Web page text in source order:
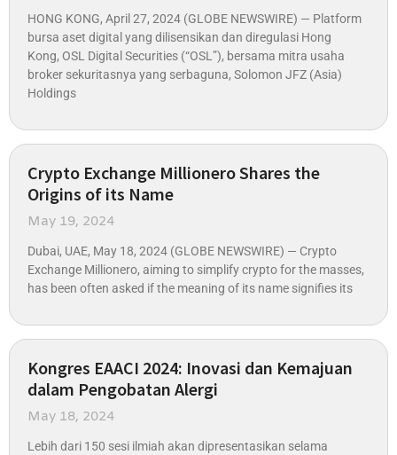
HONG KONG, April 27, 2024 (GLOBE NEWSWIRE) — Platform
bursa aset digital yang dilisensikan dan diregulasi Hong
Kong, OSL Digital Securities (“OSL”), bersama mitra usaha
broker sekuritasnya yang serbaguna, Solomon JFZ (Asia)
Holdings
Crypto Exchange Millionero Shares the
Origins of its Name
May 19, 2024
Dubai, UAE, May 18, 2024 (GLOBE NEWSWIRE) — Crypto
Exchange Millionero, aiming to simplify crypto for the masses,
has been often asked if the meaning of its name signifies its
Kongres EAACI 2024: Inovasi dan Kemajuan
dalam Pengobatan Alergi
May 18, 2024
Lebih dari 150 sesi ilmiah akan dipresentasikan selama